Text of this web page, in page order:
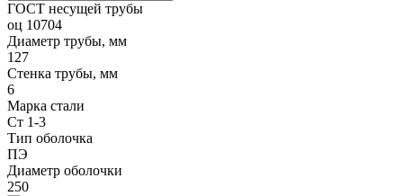
ГОСТ несущей трубы
оц 10704
Диаметр трубы, мм
127
Стенка трубы, мм
6
Марка стали
Ст 1-3
Тип оболочка
ПЭ
Диаметр оболочки
250